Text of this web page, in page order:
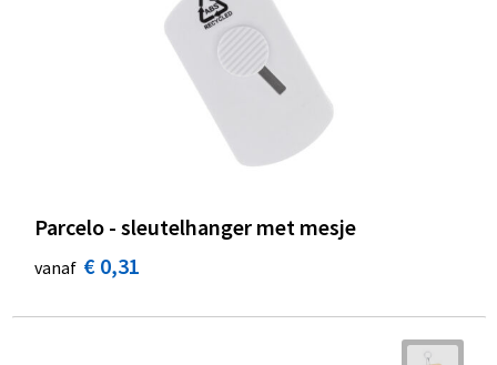
Parcelo - sleutelhanger met mesje
vanaf € 0,31